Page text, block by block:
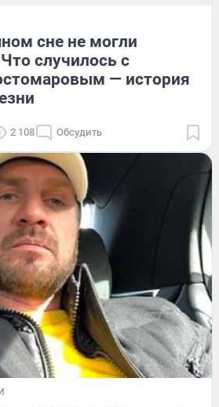
сне не могли
случилось с
— история
2 108 Обсудить